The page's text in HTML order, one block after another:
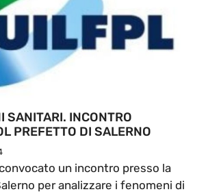
SANITARI. INCONTRO
PREFETTO DI SALERNO
un incontro presso la
per analizzare i fenomeni di